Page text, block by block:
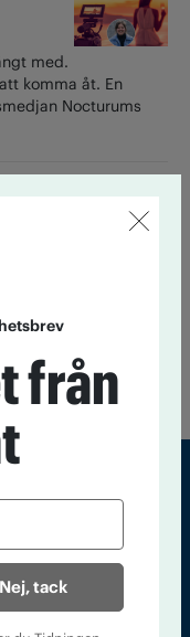
med.
komma åt. En
Nocturums
ökar risken för
och nykterhet
116 33 Stockholm
från
Nej, tack